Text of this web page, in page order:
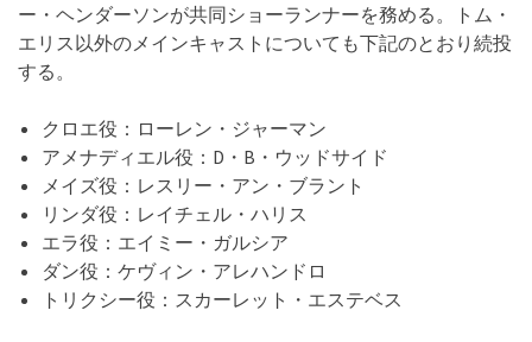
ー・ヘンダーソンが共同ショーランナーを務める。トム・
エリス以外のメインキャストについても下記のとおり続投
する。
クロエ役：ローレン・ジャーマン
アメナディエル役：D・B・ウッドサイド
メイズ役：レスリー・アン・ブラント
リンダ役：レイチェル・ハリス
エラ役：エイミー・ガルシア
ダン役：ケヴィン・アレハンドロ
トリクシー役：スカーレット・エステベス